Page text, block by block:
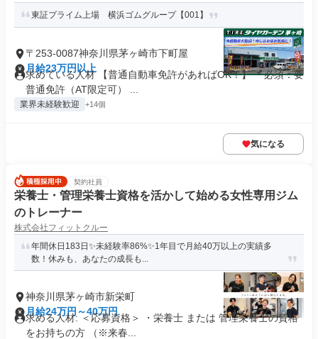
東証プライム上場 横浜ゴムグループ【001】
〒253-0087神奈川県茅ヶ崎市下町屋
月給23万円以上
求めている人材 【普通自動車免許があればOK！】 ＊必須：要
普通免許（AT限定可） ...
業界未経験歓迎 +14個
気になる
契約社員
栄養士・管理栄養士資格を活かして始める女性専用ジム
のトレーナー
株式会社フィットクルー
年間休日183日✨未経験率86%✨1年目で月給40万以上の実績多
数！休みも、あなたの成長も...
神奈川県茅ヶ崎市新栄町
月給24万円～40万円
求める人材: ＜応募資格＞ ・栄養士 または 管理栄養士の資格
をお持ちの方 （※来春...